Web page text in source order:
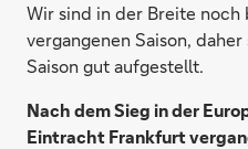
Wir sind in der Breite noch
vergangenen Saison,
Saison gut aufgestellt.
Nach dem Sieg in der
Eintracht Frankfurt